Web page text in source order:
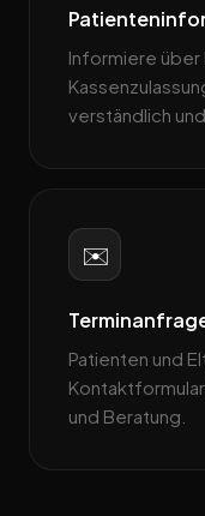
Informiere
verständlich
✉️
Patienten und
und Beratung.